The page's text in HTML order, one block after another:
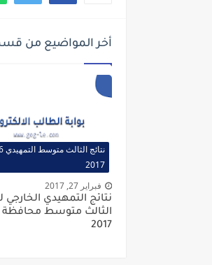
أخر المواضيع من قسم :
2017
فبراير 27, 2017
نتائج التمهيدي
الثالث متوسط
2017